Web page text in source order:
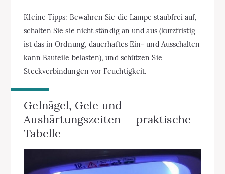
Kleine Tipps: Bewahren Sie die Lampe staubfrei auf,
schalten Sie sie nicht ständig an und aus (kurzfristig
ist das in Ordnung, dauerhaftes Ein- und Ausschalten
kann Bauteile belasten), und schützen Sie
Steckverbindungen vor Feuchtigkeit.
Gelnägel, Gele und
Aushärtungszeiten — praktische
Tabelle